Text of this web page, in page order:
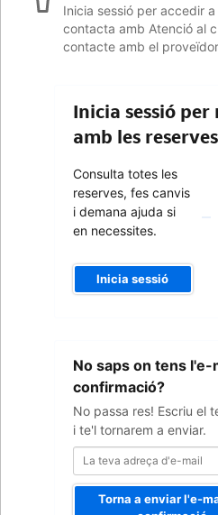
Inicia sessió per accedir
contacta amb Atenció al
contacte amb el
Inicia sessió
amb les reserves
Consulta totes les
reserves, fes canvis
i demana ajuda si
en necessites.
Inicia sessió
No saps on tens l'e-
confirmació?
No passa res! Escriu el
i te'l tornarem a enviar.
adreça
Torna a enviar l'e-